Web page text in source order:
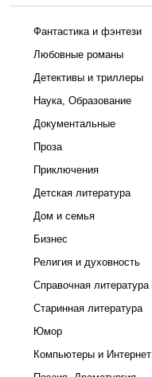
Фантастика и фэнтези
Любовные романы
Детективы и триллеры
Наука, Образование
Документальные
Проза
Приключения
Детская литература
Дом и семья
Бизнес
Религия и духовность
Справочная литература
Старинная литература
Юмор
Компьютеры и Интернет